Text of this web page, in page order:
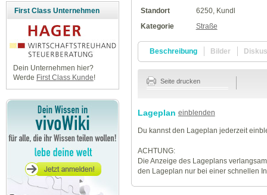
First Class Unternehmen
Dein Unternehmen hier?
Werde First Class Kunde!
Standort
6250, Kundl
Kategorie
Straße
Beschreibung Bilder
Seite drucken
Lageplan einblenden
Du kannst den Lageplan jederzeit
ACHTUNG:
Die Anzeige des Lageplans
den Lageplan nur bei einer schnellen